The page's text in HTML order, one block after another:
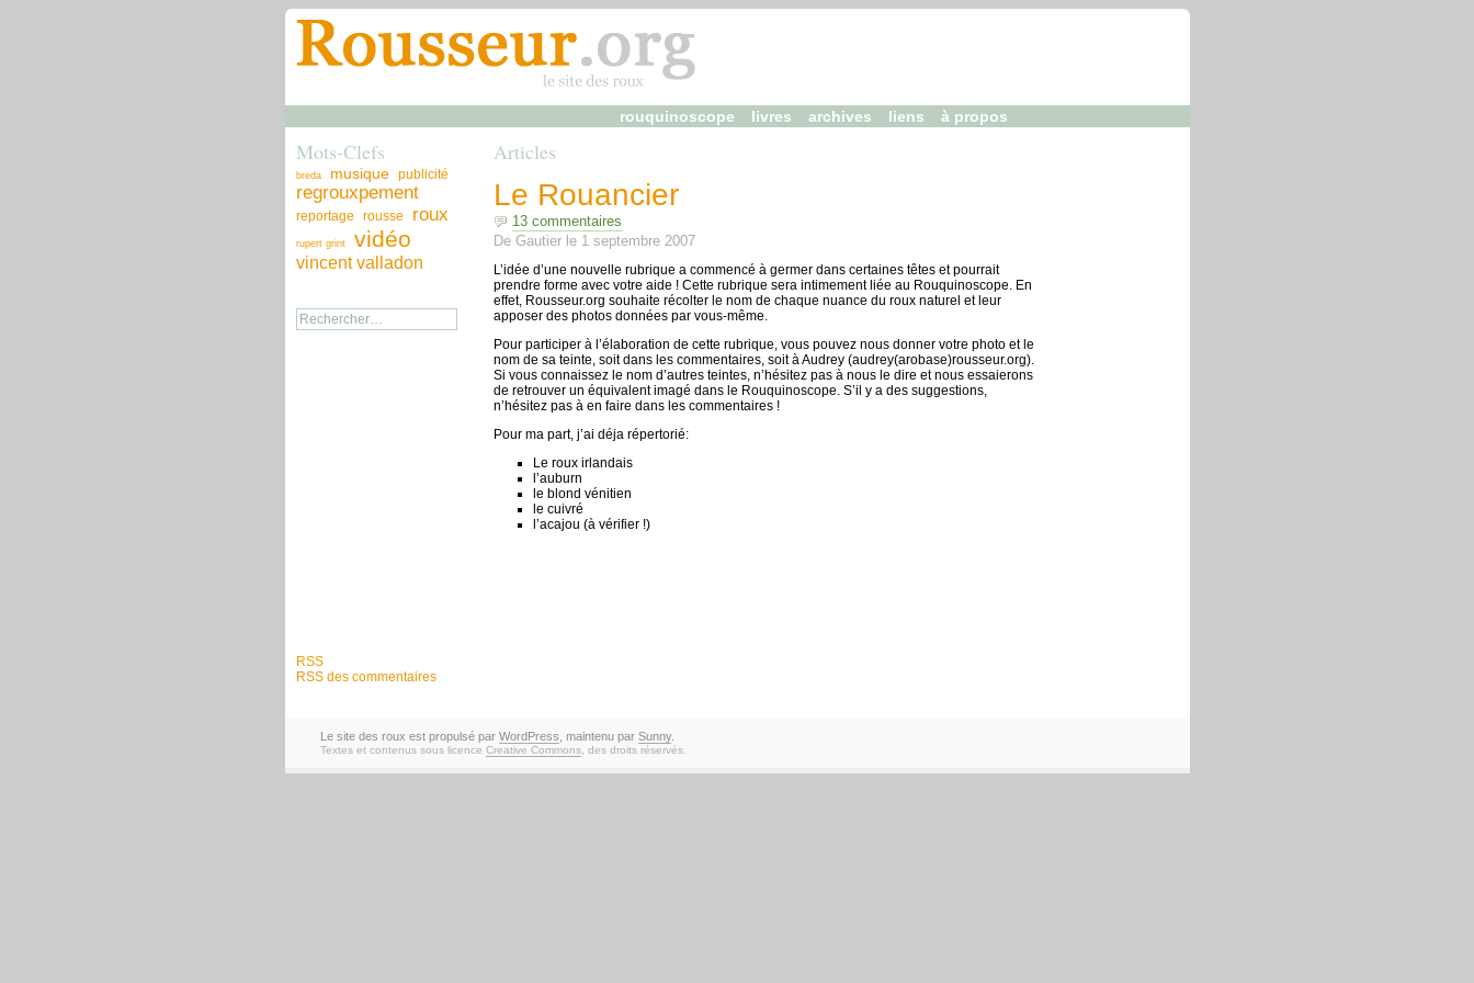
rouquinoscope livres archives liens à propos
Mots-Clefs
breda musique publicité
regrouxpement
reportage rousse roux
rupert grint vidéo
vincent valladon
RSS
RSS des commentaires
Articles
Le Rouancier
13 commentaires
De Gautierle 1 septembre 2007
L’idée d’une nouvelle rubrique a commencé à germer dans certaines têtes et pourrait
prendre forme avec votre aide ! Cette rubrique sera intimement liée au Rouquinoscope. En
effet, Rousseur.org souhaite récolter le nom de chaque nuance du roux naturel et leur
apposer des photos données par vous-même.
Pour participer à l’élaboration de cette rubrique, vous pouvez nous donner votre photo et le
nom de sa teinte, soit dans les commentaires, soit à Audrey (audrey(arobase)rousseur.org).
Si vous connaissez le nom d’autres teintes, n’hésitez pas à nous le dire et nous essaierons
de retrouver un équivalent imagé dans le Rouquinoscope. S’il y a des suggestions,
n’hésitez pas à en faire dans les commentaires !
Pour ma part, j’ai déja répertorié:
Le roux irlandais
l’auburn
le blond vénitien
le cuivré
l’acajou (à vérifier !)
Le site des roux est propulsé par WordPress , maintenu par Sunny.
Textes et contenus sous licence Creative Commons, des droits réservés.